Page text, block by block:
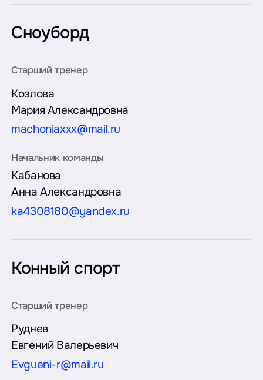
Сноуборд
Козлова
Мария Александровна
machoniaxxx@mail.ru
Кабанова
Анна Александровна
ka4308180@yandex.ru
Конный спорт
Руднев
Евгений Валерьевич
Evgueni-r@mail.ru